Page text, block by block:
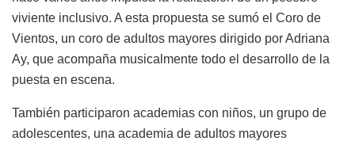
viviente inclusivo. A esta propuesta se sumó el Coro de
Vientos, un coro de adultos mayores dirigido por Adriana
Ay, que acompaña musicalmente todo el desarrollo de la
puesta en escena.
También participaron academias con niños, un grupo de
adolescentes, una academia de adultos mayores